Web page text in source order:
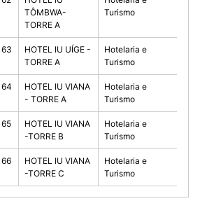
TÔMBWA-
TORRE A
Turismo
63
HOTEL IU UÍGE -
TORRE A
Hotelaria e
Turismo
64
HOTEL IU VIANA
- TORRE A
Hotelaria e
Turismo
65
HOTEL IU VIANA
-TORRE B
Hotelaria e
Turismo
66
HOTEL IU VIANA
-TORRE C
Hotelaria e
Turismo